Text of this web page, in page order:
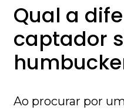
Qual a
captador
Ao procurar por